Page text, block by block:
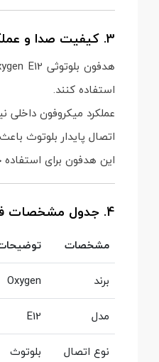
3. کیفیت صدا و عملکرد مکالمه
استفاده کنند.
عملکرد میکروفون
اتصال پایدار بلوتوث
این هدفون برای
4. جدول مشخصات فنی
مشخصات
برند
Oxygen
مدل
E12
نوع اتصال
بلوتوث